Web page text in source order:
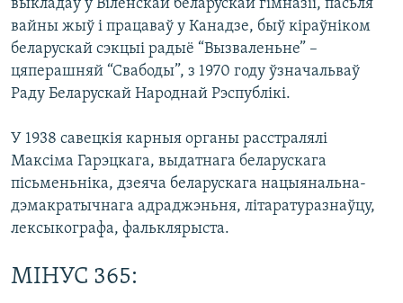
выкладаў у Віленскай беларускай гімназіі, пасьля
вайны жыў і працаваў у Канадзе, быў кіраўніком
беларускай сэкцыі радыё “Вызваленьне” –
цяперашняй “Свабоды”, з 1970 году ўзначальваў
Раду Беларускай Народнай Рэспублікі.
У 1938 савецкія карныя органы расстралялі
Максіма Гарэцкага, выдатнага беларускага
пісьменьніка, дзеяча беларускага нацыянальна-
дэмакратычнага адраджэньня, літаратуразнаўцу,
лексыкографа, фальклярыста.
МІНУС 365: